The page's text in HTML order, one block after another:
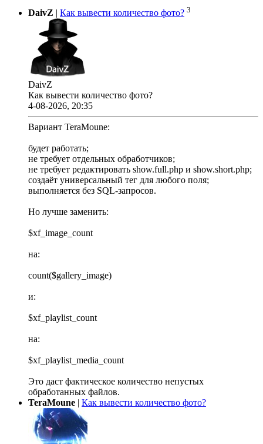
DaivZ | Как вывести количество фото? 3
DaivZ
Как вывести количество фото?
4-08-2026, 20:35
Вариант TeraMoune:
будет работать;
не требует отдельных обработчиков;
не требует редактировать show.full.php и show.short.php;
создаёт универсальный тег для любого поля;
выполняется без SQL-запросов.
Но лучше заменить:
$xf_image_count
на:
count($gallery_image)
и:
$xf_playlist_count
на:
$xf_playlist_media_count
Это даст фактическое количество непустых
обработанных файлов.
TeraMoune | Как вывести количество фото?